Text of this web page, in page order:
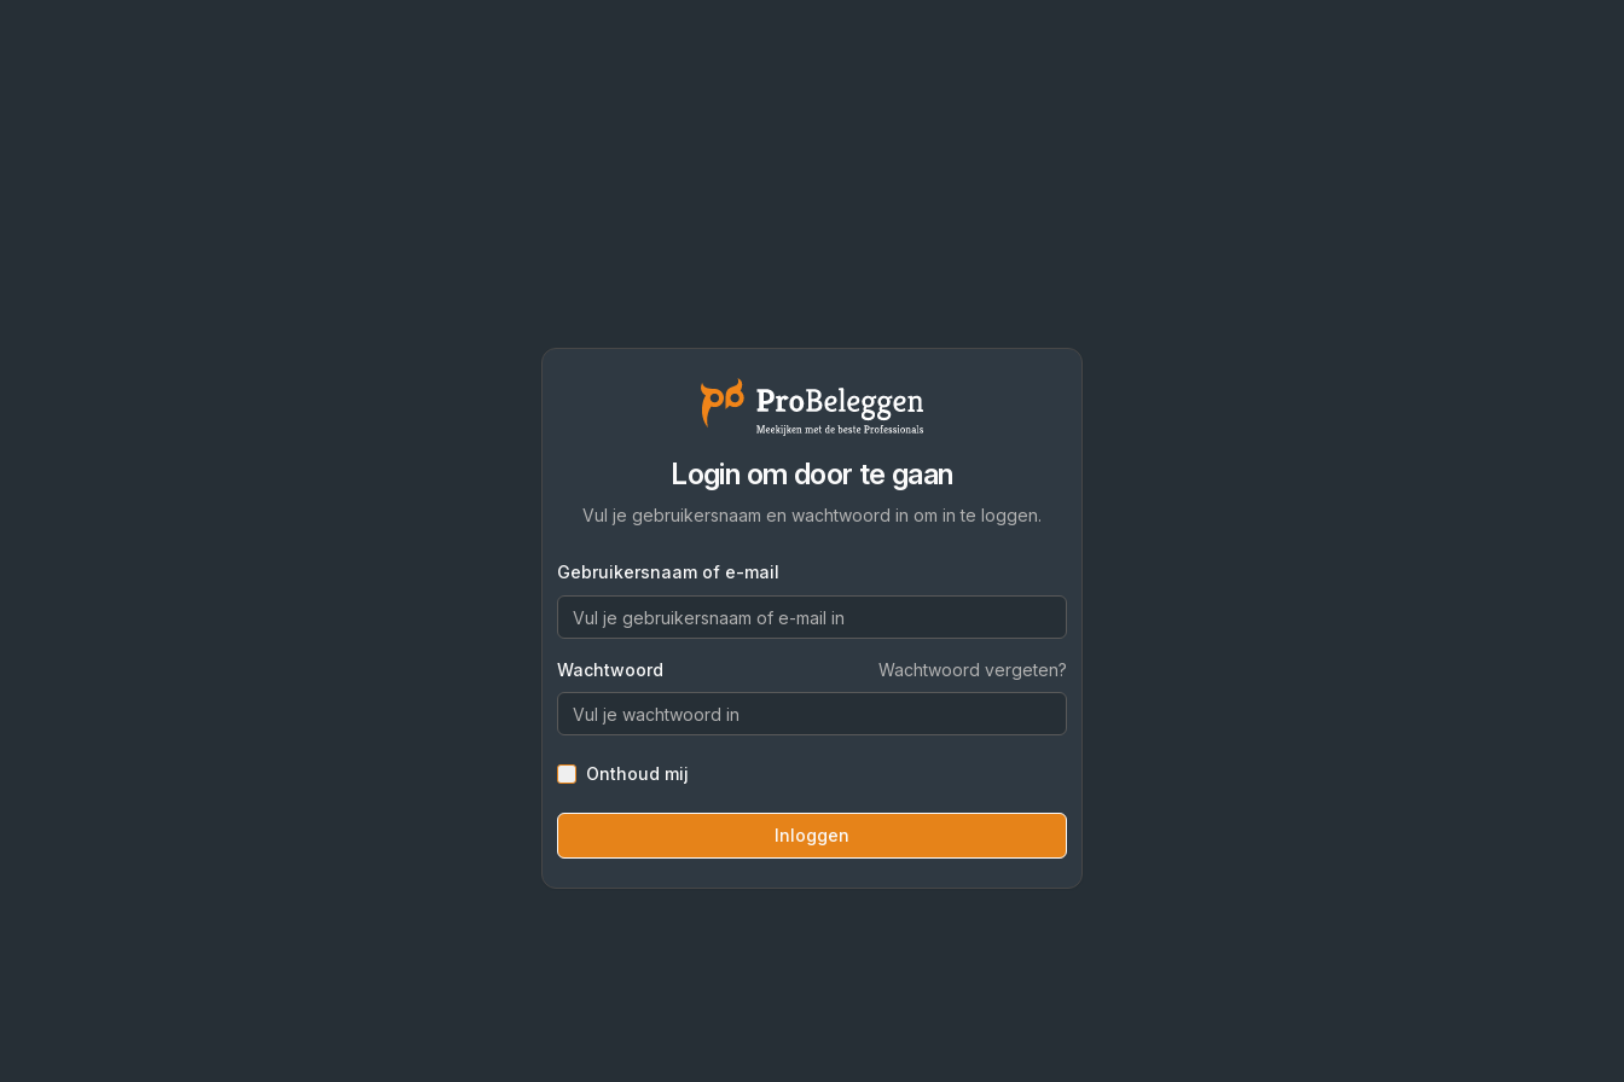
Login om door te gaan
Vul je gebruikersnaam en wachtwoord in om in te loggen.
Gebruikersnaam of e-mail
Wachtwoord Wachtwoord vergeten?
Onthoud mij
Inloggen